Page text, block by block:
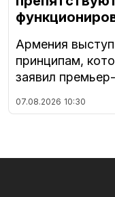
Армения
принципам,
заявил
07.08.2026 10:30